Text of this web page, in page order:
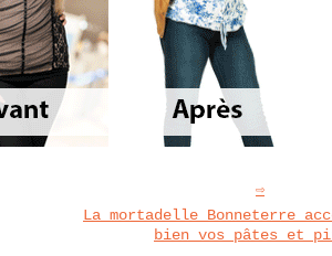
La mortadelle Bonneterre
bien vos pâtes et